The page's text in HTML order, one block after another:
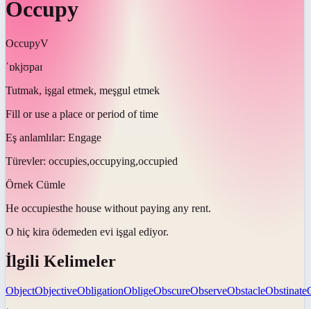
Occupy
OccupyV
ˈɒkjʊpaɪ
Tutmak, işgal etmek, meşgul etmek
Fill or use a place or period of time
Eş anlamlılar: Engage
Türevler: occupies,occupying,occupied
Örnek Cümle
He occupiesthe house without paying any rent.
O hiç kira ödemeden evi işgal ediyor.
İlgili Kelimeler
ObjectObjectiveObligationObligeObscureObserveObstacleObstinate